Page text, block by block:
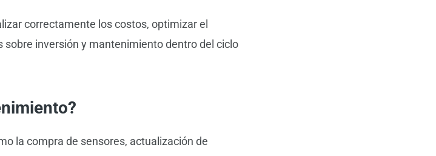
correctamente los costos, optimizar el
inversión y mantenimiento dentro del ciclo
la compra de sensores, actualización de